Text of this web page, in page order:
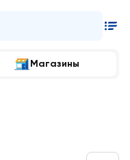
Магазины